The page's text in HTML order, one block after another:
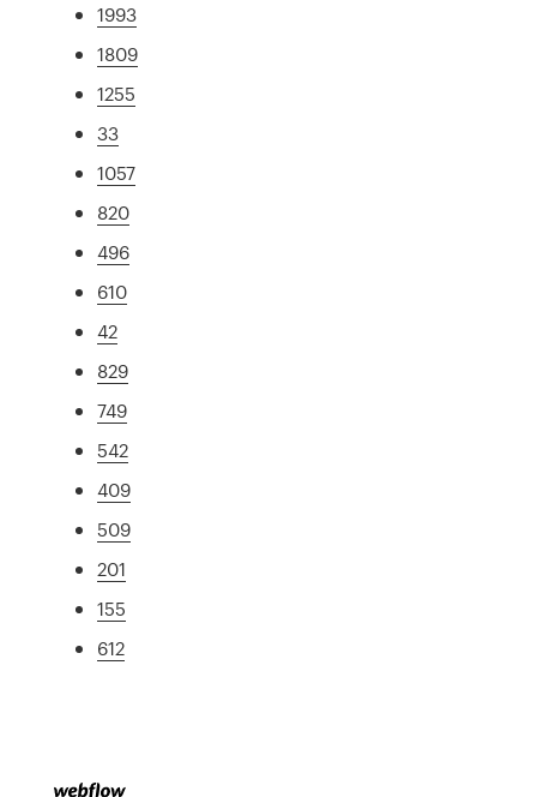
1993
1809
1255
33
1057
820
496
610
42
829
749
542
409
509
201
155
612